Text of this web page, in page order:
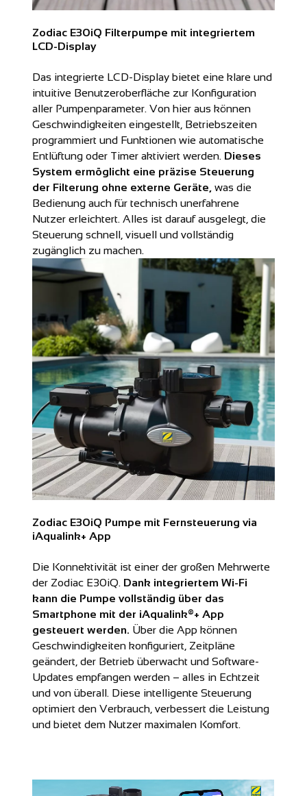
Zodiac E30iQ Filterpumpe mit integriertem
LCD-Display
Das integrierte LCD-Display bietet eine klare und
intuitive Benutzeroberfläche zur Konfiguration
aller Pumpenparameter. Von hier aus können
Geschwindigkeiten eingestellt, Betriebszeiten
programmiert und Funktionen wie automatische
Entlüftung oder Timer aktiviert werden. Dieses
System ermöglicht eine präzise Steuerung
der Filterung ohne externe Geräte, was die
Bedienung auch für technisch unerfahrene
Nutzer erleichtert. Alles ist darauf ausgelegt, die
Steuerung schnell, visuell und vollständig
zugänglich zu machen.
Zodiac E30iQ Pumpe mit Fernsteuerung via
iAqualink+ App
Die Konnektivität ist einer der großen Mehrwerte
der Zodiac E30iQ. Dank integriertem Wi-Fi
kann die Pumpe vollständig über das
Smartphone mit der iAqualink®+ App
gesteuert werden. Über die App können
Geschwindigkeiten konfiguriert, Zeitpläne
geändert, der Betrieb überwacht und Software-
Updates empfangen werden – alles in Echtzeit
und von überall. Diese intelligente Steuerung
optimiert den Verbrauch, verbessert die Leistung
und bietet dem Nutzer maximalen Komfort.